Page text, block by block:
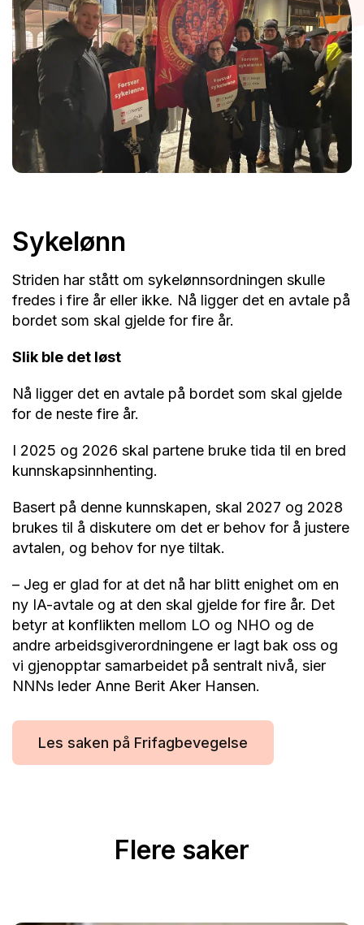
Sykelønn
Striden har stått om sykelønnsordningen skulle
fredes i fire år eller ikke. Nå ligger det en avtale på
bordet som skal gjelde for fire år.
Slik ble det løst
Nå ligger det en avtale på bordet som skal gjelde
for de neste fire år.
I 2025 og 2026 skal partene bruke tida til en bred
kunnskapsinnhenting.
Basert på denne kunnskapen, skal 2027 og 2028
brukes til å diskutere om det er behov for å justere
avtalen, og behov for nye tiltak.
– Jeg er glad for at det nå har blitt enighet om en
ny IA-avtale og at den skal gjelde for fire år. Det
betyr at konflikten mellom LO og NHO og de
andre arbeidsgiverordningene er lagt bak oss og
vi gjenopptar samarbeidet på sentralt nivå, sier
NNNs leder Anne Berit Aker Hansen.
Les saken på Frifagbevegelse
Flere saker